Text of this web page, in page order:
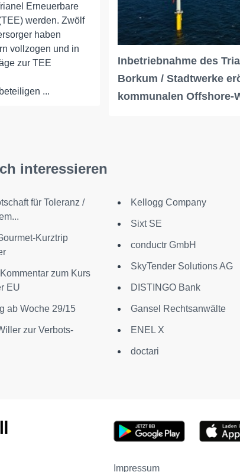
Erneuerbare
werden. Zwölf
haben
vollzogen und in
zur TEE
...
Inbetriebnahme des
Borkum / Stadtwerke
kommunalen Offshore-
interessieren
für Toleranz /
Kurztrip
zum Kurs
EU
ab Woche 29/15
zur Verbots-
Kellogg Company
Sixt SE
conductr GmbH
SkyTender Solutions AG
DISTINGO Bank
Gansel Rechtsanwälte
ENEL X
doctari
Impressum